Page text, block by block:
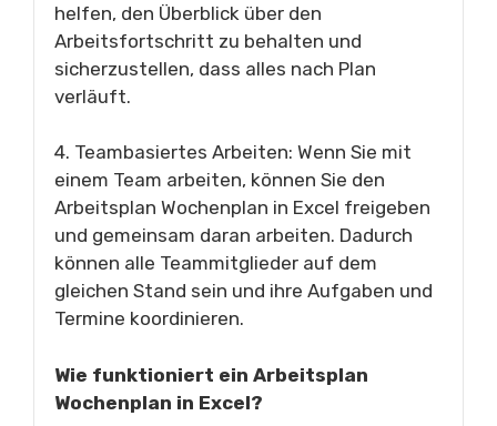
helfen, den Überblick über den
Arbeitsfortschritt zu behalten und
sicherzustellen, dass alles nach Plan
verläuft.
4. Teambasiertes Arbeiten: Wenn Sie mit
einem Team arbeiten, können Sie den
Arbeitsplan Wochenplan in Excel freigeben
und gemeinsam daran arbeiten. Dadurch
können alle Teammitglieder auf dem
gleichen Stand sein und ihre Aufgaben und
Termine koordinieren.
Wie funktioniert ein Arbeitsplan
Wochenplan in Excel?